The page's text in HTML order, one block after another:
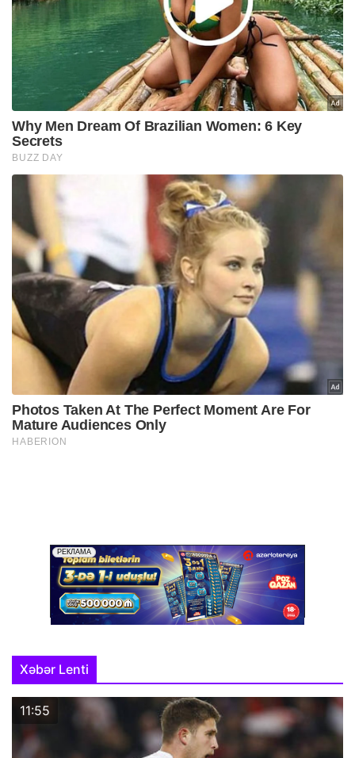
Xəbər Lenti
11:55